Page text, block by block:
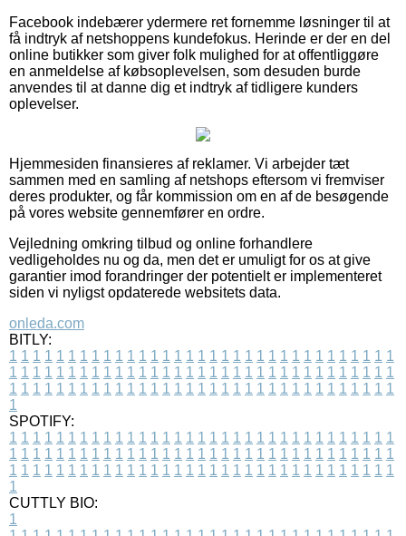
Facebook indebærer ydermere ret fornemme løsninger til at
få indtryk af netshoppens kundefokus. Herinde er der en del
online butikker som giver folk mulighed for at offentliggøre
en anmeldelse af købsoplevelsen, som desuden burde
anvendes til at danne dig et indtryk af tidligere kunders
oplevelser.
Hjemmesiden finansieres af reklamer. Vi arbejder tæt
sammen med en samling af netshops eftersom vi fremviser
deres produkter, og får kommission om en af de besøgende
på vores website gennemfører en ordre.
Vejledning omkring tilbud og online forhandlere
vedligeholdes nu og da, men det er umuligt for os at give
garantier imod forandringer der potentielt er implementeret
siden vi nyligst opdaterede websitets data.
onleda.com
BITLY:
1 1 1 1 1 1 1 1 1 1 1 1 1 1 1 1 1 1 1 1 1 1 1 1 1 1 1 1 1 1 1 1 1
1 1 1 1 1 1 1 1 1 1 1 1 1 1 1 1 1 1 1 1 1 1 1 1 1 1 1 1 1 1 1 1 1
1 1 1 1 1 1 1 1 1 1 1 1 1 1 1 1 1 1 1 1 1 1 1 1 1 1 1 1 1 1 1 1 1
1
SPOTIFY:
1 1 1 1 1 1 1 1 1 1 1 1 1 1 1 1 1 1 1 1 1 1 1 1 1 1 1 1 1 1 1 1 1
1 1 1 1 1 1 1 1 1 1 1 1 1 1 1 1 1 1 1 1 1 1 1 1 1 1 1 1 1 1 1 1 1
1 1 1 1 1 1 1 1 1 1 1 1 1 1 1 1 1 1 1 1 1 1 1 1 1 1 1 1 1 1 1 1 1
1
CUTTLY BIO:
1